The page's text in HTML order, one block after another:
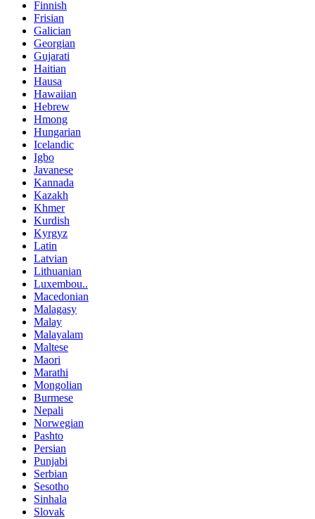
Finnish
Frisian
Galician
Georgian
Gujarati
Haitian
Hausa
Hawaiian
Hebrew
Hmong
Hungarian
Icelandic
Igbo
Javanese
Kannada
Kazakh
Khmer
Kurdish
Kyrgyz
Latin
Latvian
Lithuanian
Luxembou..
Macedonian
Malagasy
Malay
Malayalam
Maltese
Maori
Marathi
Mongolian
Burmese
Nepali
Norwegian
Pashto
Persian
Punjabi
Serbian
Sesotho
Sinhala
Slovak